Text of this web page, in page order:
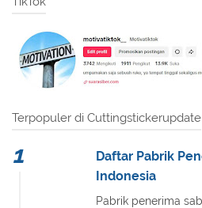
Terpopuler di Cuttingstickerupdate
Daftar Pabrik
Indonesia
Pabrik penerima